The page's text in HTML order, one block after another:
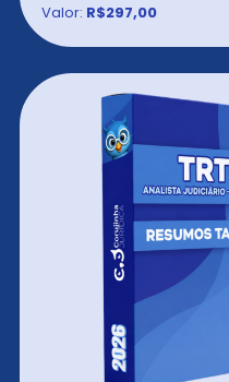
Valor: R$297,00